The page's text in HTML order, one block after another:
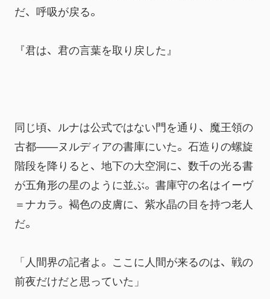
だ、呼吸が戻る。
『君は、君の言葉を取り戻した』
同じ頃、ルナは公式ではない門を通り、魔王領の
古都——ヌルディアの書庫にいた。石造りの螺旋
階段を降りると、地下の大空洞に、数千の光る書
が五角形の星のように並ぶ。書庫守の名はイーヴ
＝ナカラ。褐色の皮膚に、紫水晶の目を持つ老人
だ。
「人間界の記者よ。ここに人間が来るのは、戦の
前夜だけだと思っていた」